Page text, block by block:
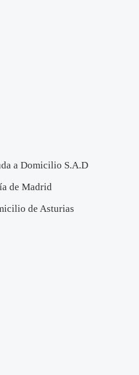
a Domicilio S.A.D
de Madrid
de Asturias